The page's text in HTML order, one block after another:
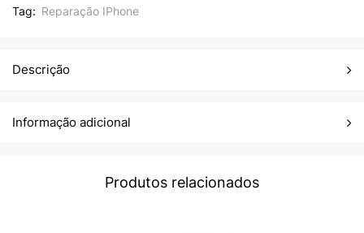
Tag: Reparação IPhone
Descrição
Informação adicional
Produtos relacionados